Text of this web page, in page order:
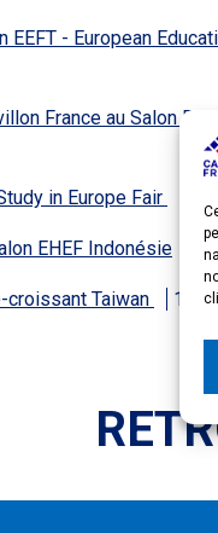
EEFT - European
France au Salon BMI
in Europe Fair
EHEF Indonésie
croissant Taiwan 19